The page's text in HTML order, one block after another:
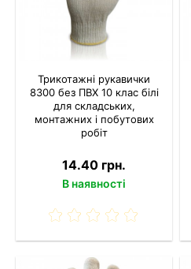
Трикотажні рукавички
8300 без ПВХ 10 клас білі
для складських,
монтажних і побутових
робіт
14.40 грн.
В наявності